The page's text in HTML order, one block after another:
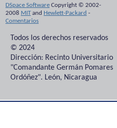
DSpace Software Copyright © 2002-
2008 MITand Hewlett-Packard -
Comentarios
Todos los derechos reservados
© 2024
Dirección: Recinto Universitario
"Comandante Germán Pomares
Ordóñez". León, Nicaragua